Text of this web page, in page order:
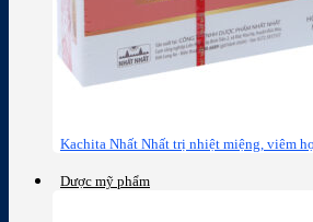
Kachita Nhất Nhất trị nhiệt miệng, viêm
Dược mỹ phẩm